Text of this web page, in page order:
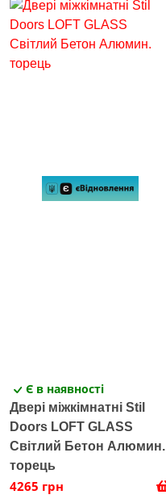
Є в наявності
Двері міжкімнатні Stil
Doors LOFT GLASS
Світлий Бетон Алюмин.
торець
4265 грн